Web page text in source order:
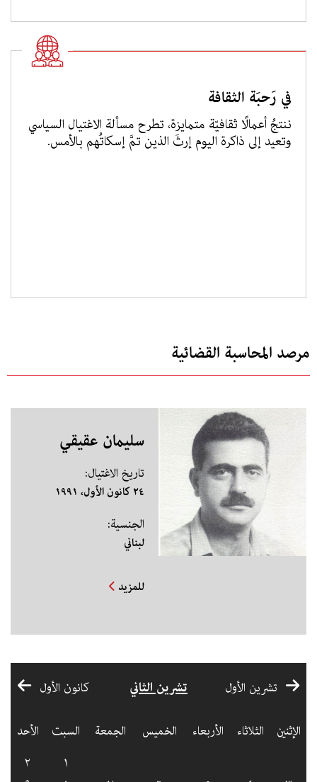
في رَحبَة الثقافة
ننتجُ أعمالًا ثقافيّة متمايزة، تطرح مسألة الاغتيال السياسي
وتعيد إلى ذاكرة اليوم إرثَ الذين تمَّ إسكاتُهم بالأمس.
مرصد المحاسبة القضائية
سليمان عقيقي
تاريخ الاغتيال:
٢٤ كانون الأول، ١٩٩١
الجنسية:
لبناني
للمزيد
تشرين الأول تشرين الثاني كانون الأول
الإثنين الثلاثاء الأربعاء الخميس الجمعة السبت
الأحد
١
٢